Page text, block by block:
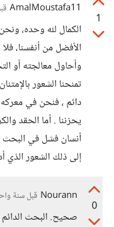
1
AmalMoustafa11
الكمال لله وحده،
الأفضل من أنفسنا،
وأحاول معالجته أو
تمنحنا الشعور
دائم ، فنحن في معركه
يحزننا . أما الحقد
أنسان فشل في
إلى ذلك الشعور الذي
0
Nourann قبل سنة
صحيح. البحث الدائم